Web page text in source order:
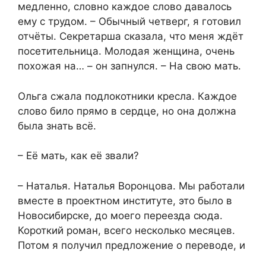
медленно, словно каждое слово давалось
ему с трудом. – Обычный четверг, я готовил
отчёты. Секретарша сказала, что меня ждёт
посетительница. Молодая женщина, очень
похожая на… – он запнулся. – На свою мать.
Ольга сжала подлокотники кресла. Каждое
слово било прямо в сердце, но она должна
была знать всё.
– Её мать, как её звали?
– Наталья. Наталья Воронцова. Мы работали
вместе в проектном институте, это было в
Новосибирске, до моего переезда сюда.
Короткий роман, всего несколько месяцев.
Потом я получил предложение о переводе, и